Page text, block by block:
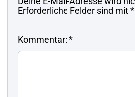
Erforderliche Felder sind mit*
Kommentar: *